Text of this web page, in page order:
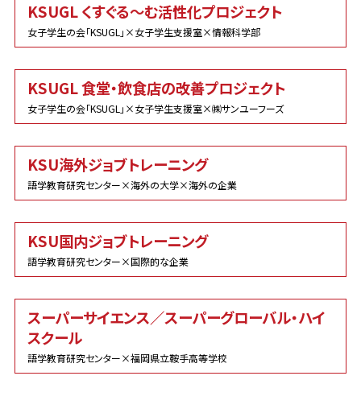
KSUGL くすぐる～む活性化プロジェクト
女子学生の会「KSUGL」×女子学生支援室×情報科学部
KSUGL 食堂・飲食店の改善プロジェクト
女子学生の会「KSUGL」×女子学生支援室×㈱サンユーフーズ
KSU海外ジョブトレーニング
語学教育研究センター×海外の大学×海外の企業
KSU国内ジョブトレーニング
語学教育研究センター×国際的な企業
スーパーサイエンス／スーパーグローバル・ハイ
スクール
語学教育研究センター×福岡県立鞍手高等学校